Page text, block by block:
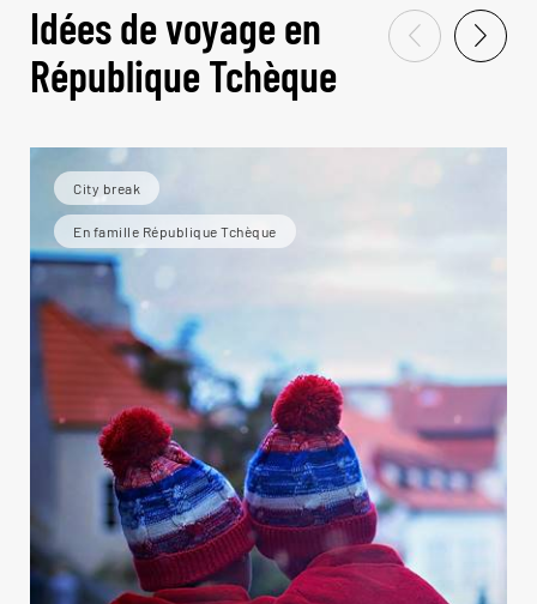
Idées de voyage en
République Tchèque
City break
En famille République Tchèque